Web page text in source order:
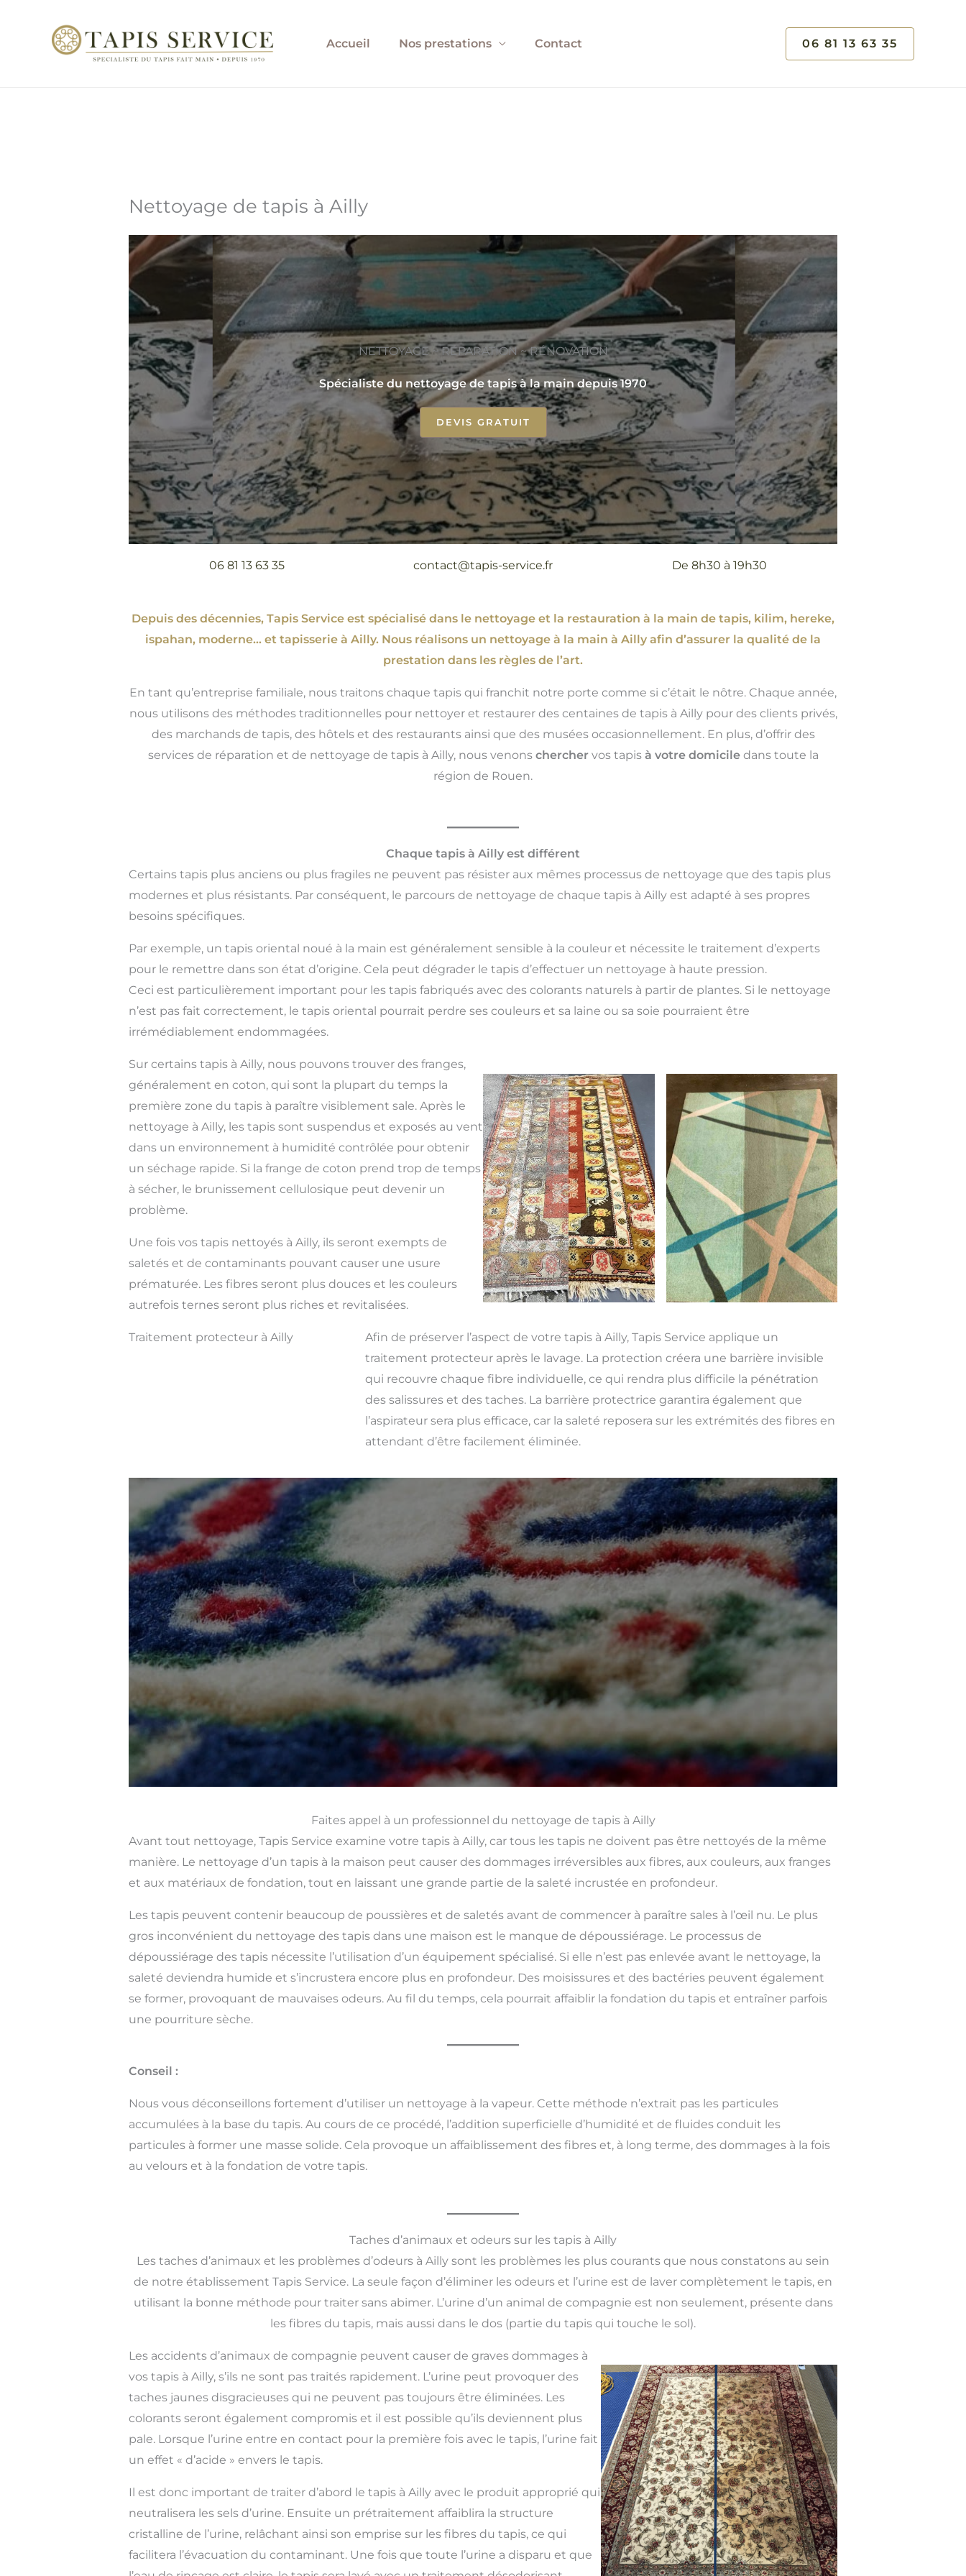
Accueil Nos prestations Contact 06 81 13 63 35
Nettoyage de tapis à Ailly
NETTOYAGE ~ RÉPARATION ~ RÉNOVATION
Spécialiste du nettoyage de tapis à la main depuis 1970
DEVIS GRATUIT
06 81 13 63 35 contact@tapis-service.fr De 8h30 à 19h30
Depuis des décennies, Tapis Service est spécialisé dans le nettoyage et la restauration à la main de tapis, kilim, hereke,
ispahan, moderne… et tapisserie à Ailly. Nous réalisons un nettoyage à la main à Ailly afin d’assurer la qualité de la
prestation dans les règles de l’art.
En tant qu’entreprise familiale, nous traitons chaque tapis qui franchit notre porte comme si c’était le nôtre. Chaque année,
nous utilisons des méthodes traditionnelles pour nettoyer et restaurer des centaines de tapis à Ailly pour des clients privés,
des marchands de tapis, des hôtels et des restaurants ainsi que des musées occasionnellement. En plus, d’offrir des
services de réparation et de nettoyage de tapis à Ailly, nous venons chercher vos tapis à votre domiciledans toute la
région de Rouen.
Chaque tapis à Ailly est différent
Certains tapis plus anciens ou plus fragiles ne peuvent pas résister aux mêmes processus de nettoyage que des tapis plus
modernes et plus résistants. Par conséquent, le parcours de nettoyage de chaque tapis à Ailly est adapté à ses propres
besoins spécifiques.
Par exemple, un tapis oriental noué à la main est généralement sensible à la couleur et nécessite le traitement d’experts
pour le remettre dans son état d’origine. Cela peut dégrader le tapis d’effectuer un nettoyage à haute pression.
Ceci est particulièrement important pour les tapis fabriqués avec des colorants naturels à partir de plantes. Si le nettoyage
n’est pas fait correctement, le tapis oriental pourrait perdre ses couleurs et sa laine ou sa soie pourraient être
irrémédiablement endommagées.
Sur certains tapis à Ailly, nous pouvons trouver des franges,
généralement en coton, qui sont la plupart du temps la
première zone du tapis à paraître visiblement sale. Après le
nettoyage à Ailly, les tapis sont suspendus et exposés au vent
dans un environnement à humidité contrôlée pour obtenir
un séchage rapide. Si la frange de coton prend trop de temps
à sécher, le brunissement cellulosique peut devenir un
problème.
Une fois vos tapis nettoyés à Ailly, ils seront exempts de
saletés et de contaminants pouvant causer une usure
prématurée. Les fibres seront plus douces et les couleurs
autrefois ternes seront plus riches et revitalisées.
Traitement protecteur à Ailly
Afin de préserver l’aspect de votre tapis à Ailly, Tapis Service applique un
traitement protecteur après le lavage. La protection créera une barrière invisible
qui recouvre chaque fibre individuelle, ce qui rendra plus difficile la pénétration
des salissures et des taches. La barrière protectrice garantira également que
l’aspirateur sera plus efficace, car la saleté reposera sur les extrémités des fibres en
attendant d’être facilement éliminée.
Faites appel à un professionnel du nettoyage de tapis à Ailly
Avant tout nettoyage, Tapis Service examine votre tapis à Ailly, car tous les tapis ne doivent pas être nettoyés de la même
manière. Le nettoyage d’un tapis à la maison peut causer des dommages irréversibles aux fibres, aux couleurs, aux franges
et aux matériaux de fondation, tout en laissant une grande partie de la saleté incrustée en profondeur.
Les tapis peuvent contenir beaucoup de poussières et de saletés avant de commencer à paraître sales à l’œil nu. Le plus
gros inconvénient du nettoyage des tapis dans une maison est le manque de dépoussiérage. Le processus de
dépoussiérage des tapis nécessite l’utilisation d’un équipement spécialisé. Si elle n’est pas enlevée avant le nettoyage, la
saleté deviendra humide et s’incrustera encore plus en profondeur. Des moisissures et des bactéries peuvent également
se former, provoquant de mauvaises odeurs. Au fil du temps, cela pourrait affaiblir la fondation du tapis et entraîner parfois
une pourriture sèche.
Conseil :
Nous vous déconseillons fortement d’utiliser un nettoyage à la vapeur. Cette méthode n’extrait pas les particules
accumulées à la base du tapis. Au cours de ce procédé, l’addition superficielle d’humidité et de fluides conduit les
particules à former une masse solide. Cela provoque un affaiblissement des fibres et, à long terme, des dommages à la fois
au velours et à la fondation de votre tapis.
Taches d’animaux et odeurs sur les tapis à Ailly
Les taches d’animaux et les problèmes d’odeurs à Ailly sont les problèmes les plus courants que nous constatons au sein
de notre établissement Tapis Service. La seule façon d’éliminer les odeurs et l’urine est de laver complètement le tapis, en
utilisant la bonne méthode pour traiter sans abimer. L’urine d’un animal de compagnie est non seulement, présente dans
les fibres du tapis, mais aussi dans le dos (partie du tapis qui touche le sol).
Les accidents d’animaux de compagnie peuvent causer de graves dommages à
vos tapis à Ailly, s’ils ne sont pas traités rapidement. L’urine peut provoquer des
taches jaunes disgracieuses qui ne peuvent pas toujours être éliminées. Les
colorants seront également compromis et il est possible qu’ils deviennent plus
pale. Lorsque l’urine entre en contact pour la première fois avec le tapis, l’urine fait
un effet « d’acide » envers le tapis.
Il est donc important de traiter d’abord le tapis à Ailly avec le produit approprié qui
neutralisera les sels d’urine. Ensuite un prétraitement affaiblira la structure
cristalline de l’urine, relâchant ainsi son emprise sur les fibres du tapis, ce qui
facilitera l’évacuation du contaminant. Une fois que toute l’urine a disparu et que